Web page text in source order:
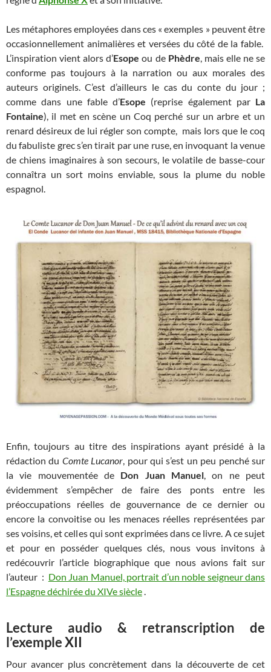
Les métaphores employées dans ces « exemples » peuvent être
occasionnellement animalières et versées du côté de la fable.
L’inspiration vient alors d’Esope ou de Phèdre, mais elle ne se
conforme pas toujours à la narration ou aux morales des
auteurs originels. C’est d’ailleurs le cas du conte du jour ;
comme dans une fable d’Esope (reprise également par La
Fontaine), il met en scène un Coq perché sur un arbre et un
renard désireux de lui régler son compte, mais lors que le coq
du fabuliste grec s’en tirait par une ruse, en invoquant la venue
de chiens imaginaires à son secours, le volatile de basse-cour
connaîtra un sort moins enviable, sous la plume du noble
espagnol.
Enfin, toujours au titre des inspirations ayant présidé à la
rédaction du Comte Lucanor, pour qui s’est un peu penché sur
la vie mouvementée de Don Juan Manuel, on ne peut
évidemment s’empêcher de faire des ponts entre les
préoccupations réelles de gouvernance de ce dernier ou
encore la convoitise ou les menaces réelles représentées par
ses voisins, et celles qui sont exprimées dans ce livre. A ce sujet
et pour en posséder quelques clés, nous vous invitons à
redécouvrir l’article biographique que nous avions fait sur
l’auteur : Don Juan Manuel, portrait d’un noble seigneur dans
l’Espagne déchirée du XIVe siècle.
Lecture audio & retranscription de
l’exemple XII
Pour avancer plus concrètement dans la découverte de cet